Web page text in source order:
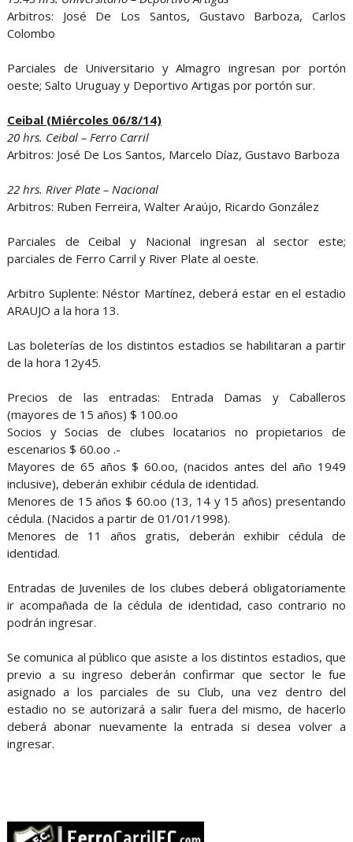
Arbitros: José De Los Santos, Gustavo Barboza, Carlos
Colombo
Parciales de Universitario y Almagro ingresan por portón
oeste; Salto Uruguay y Deportivo Artigas por portón sur.
Ceibal (Miércoles 06/8/14)
20 hrs. Ceibal – Ferro Carril
Arbitros: José De Los Santos, Marcelo Díaz, Gustavo Barboza
22 hrs. River Plate – Nacional
Arbitros: Ruben Ferreira, Walter Araújo, Ricardo González
Parciales de Ceibal y Nacional ingresan al sector este;
parciales de Ferro Carril y River Plate al oeste.
Arbitro Suplente: Néstor Martínez, deberá estar en el estadio
ARAUJO a la hora 13.
Las boleterías de los distintos estadios se habilitaran a partir
de la hora 12y45.
Precios de las entradas: Entrada Damas y Caballeros
(mayores de 15 años) $ 100.oo
Socios y Socias de clubes locatarios no propietarios de
escenarios $ 60.oo .-
Mayores de 65 años $ 60.oo, (nacidos antes del año 1949
inclusive), deberán exhibir cédula de identidad.
Menores de 15 años $ 60.oo (13, 14 y 15 años) presentando
cédula. (Nacidos a partir de 01/01/1998).
Menores de 11 años gratis, deberán exhibir cédula de
identidad.
Entradas de Juveniles de los clubes deberá obligatoriamente
ir acompañada de la cédula de identidad, caso contrario no
podrán ingresar.
Se comunica al público que asiste a los distintos estadios, que
previo a su ingreso deberán confirmar que sector le fue
asignado a los parciales de su Club, una vez dentro del
estadio no se autorizará a salir fuera del mismo, de hacerlo
deberá abonar nuevamente la entrada si desea volver a
ingresar.